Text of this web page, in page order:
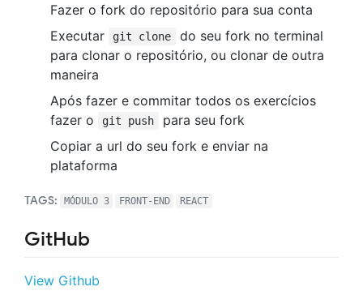
Fazer o fork do repositório para sua conta
Executar
git clone
do seu fork no terminal
para clonar o repositório, ou clonar de outra
maneira
Após fazer e commitar todos os exercícios
fazer o
git push
para seu fork
Copiar a url do seu fork e enviar na
plataforma
TAGS: MÓDULO 3 FRONT-END REACT
GitHub
View Github